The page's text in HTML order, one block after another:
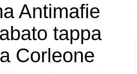
Antimafie
tappa
Corleone